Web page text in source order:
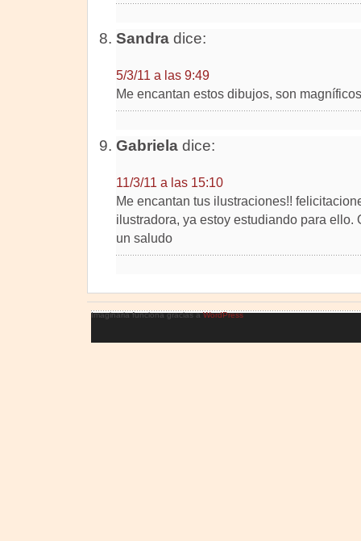
Sandradice:
5/3/11 a las 9:49
Me encantan estos dibujos, son
Gabrieladice:
11/3/11 a las 15:10
Me encantan tus ilustraciones!!
ilustradora, ya estoy estudiando para ello.
un saludo
Imaginaria funciona gracias aWordPress